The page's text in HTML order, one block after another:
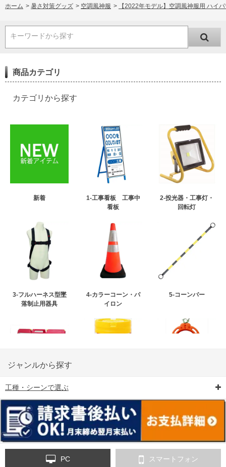
ホーム > 暑さ対策グッズ > 空調風神服 > 【2022年モデル】空調風神服用 ハイ
キーワードから探す
商品カテゴリ
カテゴリから探す
新着
1-工事看板 工事中
看板
2-投光器・工事灯・
回転灯
3-フルハーネス型墜
落制止用器具
4-カラーコーン・パ
イロン
5-コーンバー
6-矢印板/LED矢印板
ンス
ジャンルから探す
工種・シーンで選ぶ
PC スマートフォン